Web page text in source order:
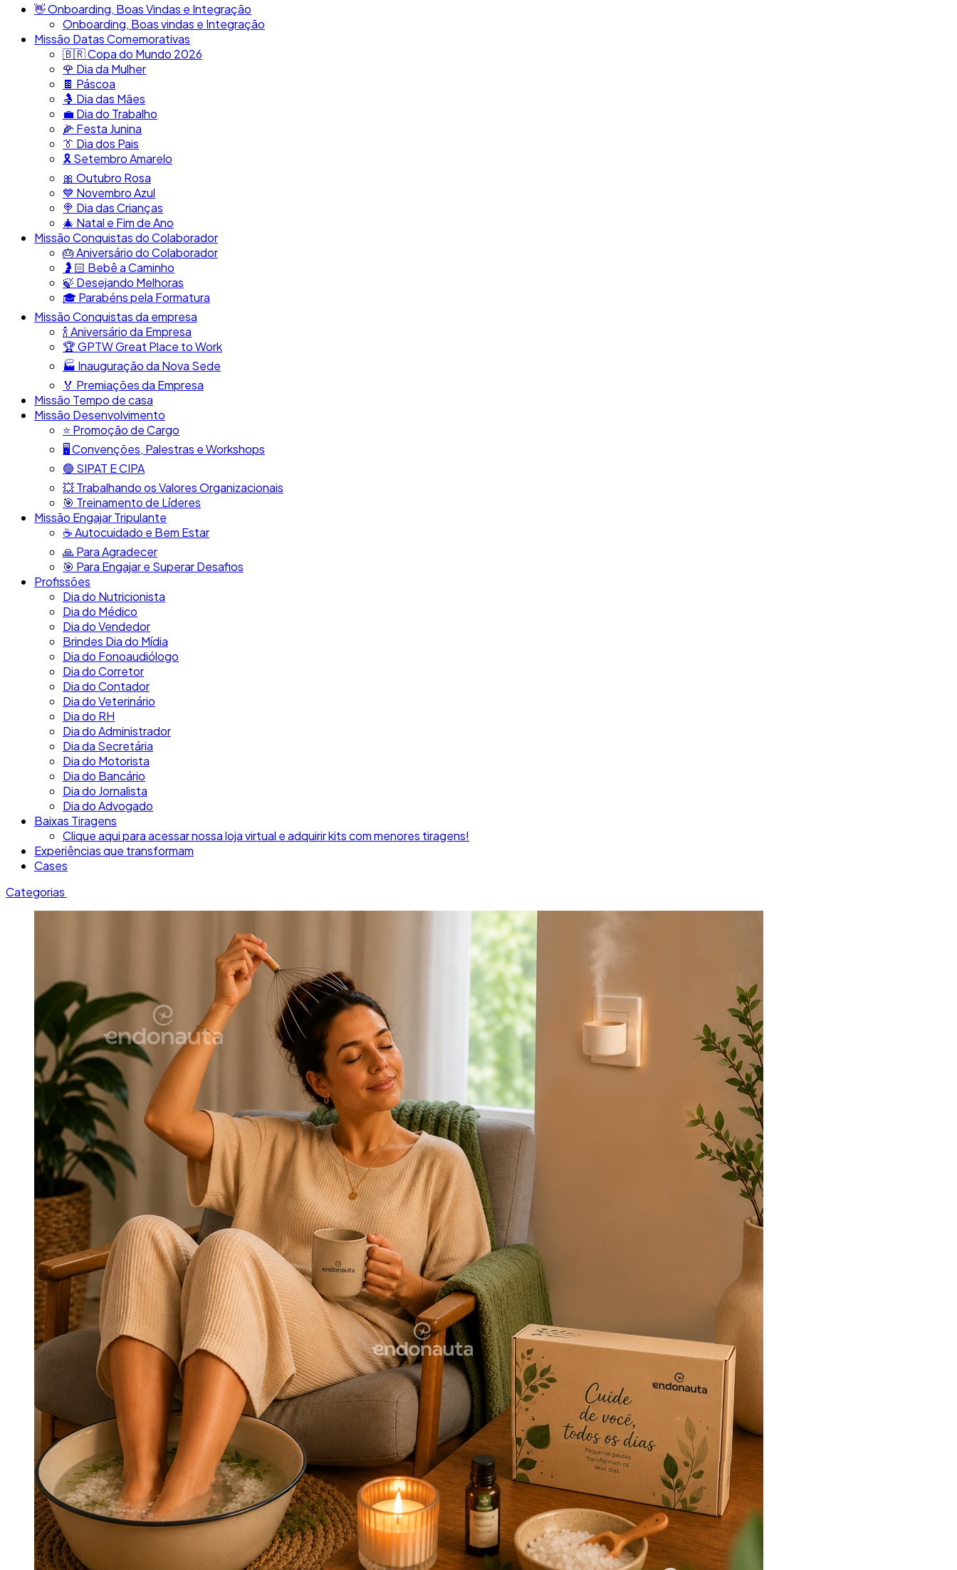
👋​ Onboarding, Boas Vindas e Integração
Onboarding, Boas vindas e Integração
Missão Datas Comemorativas
🇧🇷​ Copa do Mundo 2026
🌹 Dia da Mulher
🍫​ Páscoa
🤱​ Dia das Mães
💼​ Dia do Trabalho
🌽 Festa Junina
👔​ Dia dos Pais
🎗️​​ Setembro Amarelo
🎀​ Outubro Rosa
​💙​ Novembro Azul
🍭​ Dia das Crianças
🎄​ Natal e Fim de Ano
Missão Conquistas do Colaborador
🎂​ Aniversário do Colaborador
🤰🏻​ Bebê a Caminho
🍃​ Desejando Melhoras
🎓​ Parabéns pela Formatura
Missão Conquistas da empresa
​🍾​ Aniversário da Empresa
🏆​ GPTW Great Place to Work
🏭​ Inauguração da Nova Sede
🏅 Premiações da Empresa
Missão Tempo de casa
Missão Desenvolvimento
⭐​ Promoção de Cargo
🖥️​ Convenções, Palestras e Workshops
🟢​ SIPAT E CIPA
💥​ Trabalhando os Valores Organizacionais
​🎯​ Treinamento de Líderes
Missão Engajar Tripulante
☕​ Autocuidado e Bem Estar
🙏​ Para Agradecer
🎯​ Para Engajar e Superar Desafios
Profissões
Dia do Nutricionista
Dia do Médico
Dia do Vendedor
Brindes Dia do Mídia
Dia do Fonoaudiólogo
Dia do Corretor
Dia do Contador
Dia do Veterinário
Dia do RH
Dia do Administrador
Dia da Secretária
Dia do Motorista
Dia do Bancário
Dia do Jornalista
Dia do Advogado
Baixas Tiragens
Clique aqui para acessar nossa loja virtual e adquirir kits com menores tiragens!
Experiências que transformam
Cases
Categorias